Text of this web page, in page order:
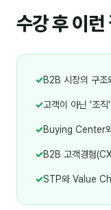
수강 후 이런
✓B2B 시장의 구조
✓고객이 아닌 '조직
✓Buying Center
✓B2B 고객경험
✓STP와 Value